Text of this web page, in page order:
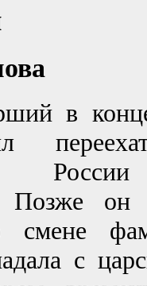
в
Позже он
смене
с